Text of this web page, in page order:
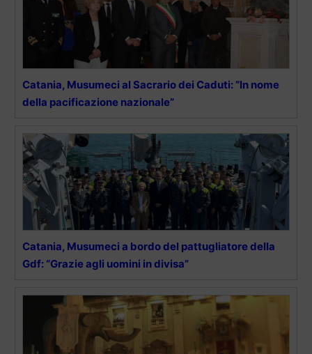
Catania, Musumeci al Sacrario dei Caduti: “In nome
della pacificazione nazionale”
Catania, Musumeci a bordo del pattugliatore della
Gdf: “Grazie agli uomini in divisa”